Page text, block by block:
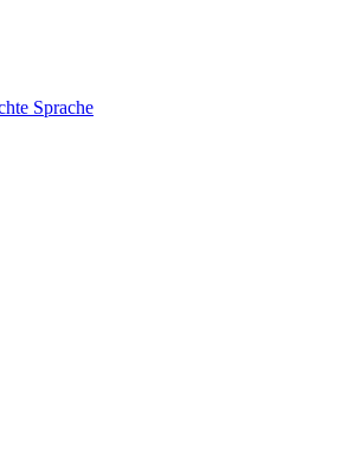
Sprache